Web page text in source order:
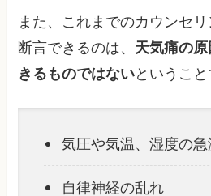
また、これまでのカウンセ
断言できるのは、 天気痛の
きるものではないということ
気圧や気温、湿度の
自律神経の乱れ